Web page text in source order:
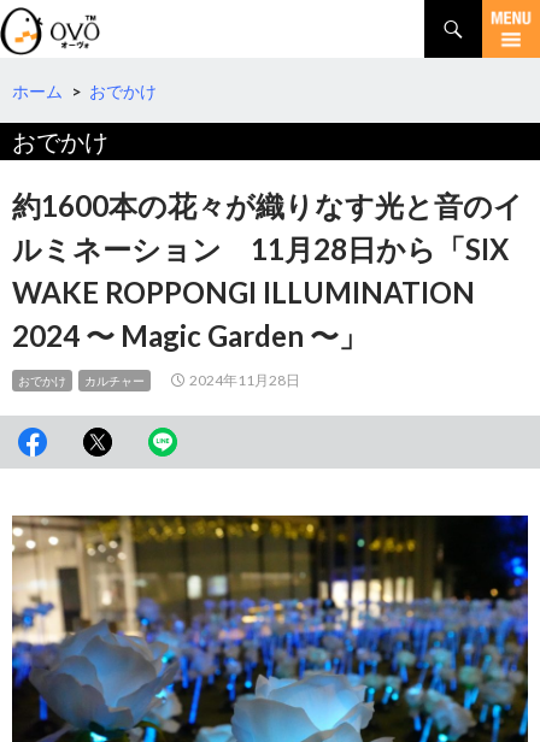
検
索
コ
テ
ツ
へ
動
ホーム > おでかけ
おでかけ
約1600本の花々が織りなす光と音のイ
ルミネーション 11月28日から「SIX
WAKE ROPPONGI ILLUMINATION
2024 〜 Magic Garden 〜」
おでかけ カルチャー 2024年11月28日